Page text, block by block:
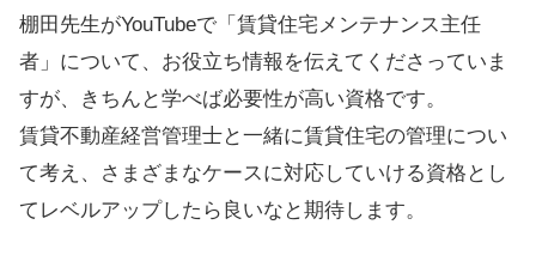
棚田先生がYouTubeで「賃貸住宅メンテナンス主任
者」について、お役立ち情報を伝えてくださっていま
すが、きちんと学べば必要性が高い資格です。
賃貸不動産経営管理士と一緒に賃貸住宅の管理につい
て考え、さまざまなケースに対応していける資格とし
てレベルアップしたら良いなと期待します。